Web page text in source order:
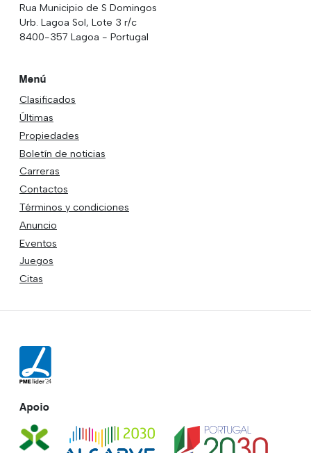
Rua Municipio de S Domingos
Urb. Lagoa Sol, Lote 3 r/c
8400-357 Lagoa - Portugal
Menú
Clasificados
Últimas
Propiedades
Boletín de noticias
Carreras
Contactos
Términos y condiciones
Anuncio
Eventos
Juegos
Citas
Apoio